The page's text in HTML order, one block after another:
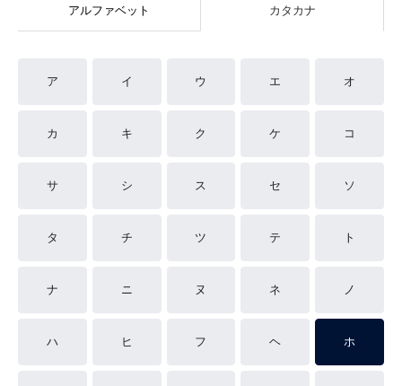
アルファベット カタカナ
ア イ ウ エ オ
カ キ ク ケ コ
サ シ ス セ ソ
タ チ ツ テ ト
ナ ニ ヌ ネ ノ
ハ ヒ フ ヘ ホ